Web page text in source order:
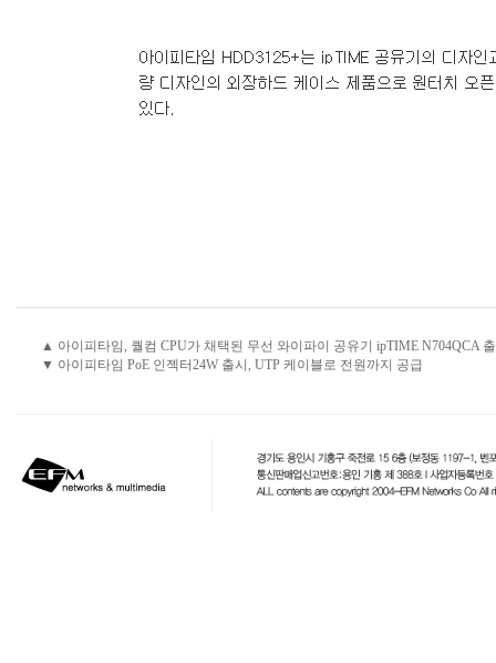
▲ 아이피타임, 퀄컴 CPU가 채택된 무선 와이파이 공유기 ipTIME N704QCA
▼ 아이피타임 PoE 인젝터24W 출시, UTP 케이블로 전원까지 공급